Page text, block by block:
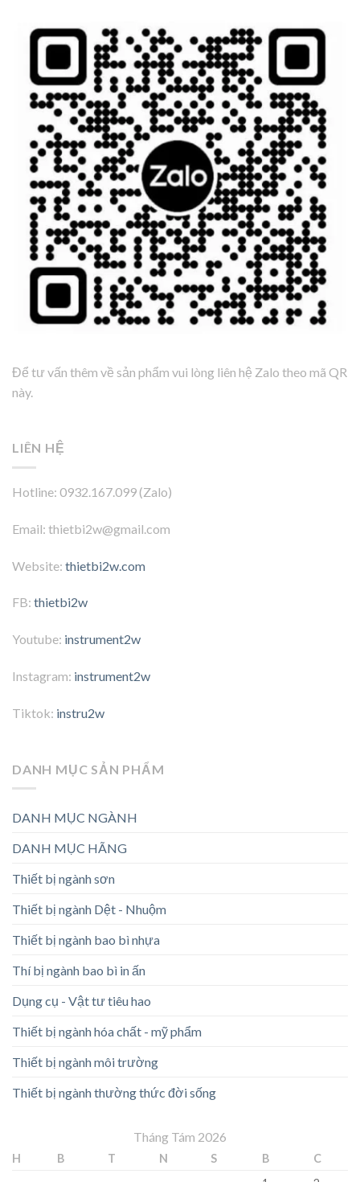
Để tư vấn thêm về sản phẩm vui lòng liên hệ Zalo theo mã QR
này.
LIÊN HỆ
Hotline: 0932.167.099 (Zalo)
Email: thietbi2w@gmail.com
Website: thietbi2w.com
FB: thietbi2w
Youtube: instrument2w
Instagram: instrument2w
Tiktok: instru2w
DANH MỤC SẢN PHẨM
DANH MỤC NGÀNH
DANH MỤC HÃNG
Thiết bị ngành sơn
Thiết bị ngành Dệt - Nhuộm
Thiết bị ngành bao bì nhựa
Thí bị ngành bao bì in ấn
Dụng cụ - Vật tư tiêu hao
Thiết bị ngành hóa chất - mỹ phẩm
Thiết bị ngành môi trường
Thiết bị ngành thường thức đời sống
Tháng Tám 2026
H B T N S B
C